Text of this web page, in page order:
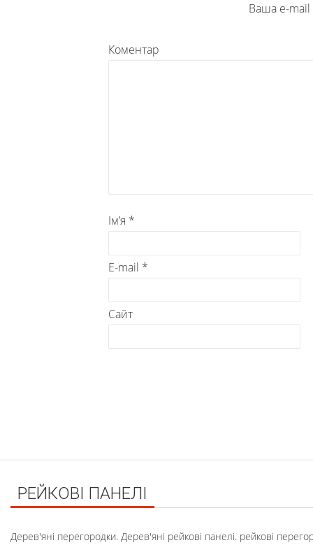
Ваша e-
Коментар
Ім’я *
E-mail *
Сайт
РЕЙКОВІ ПАНЕЛІ
Дерев'яні перегородки. Дерев'яні рейкові панелі. рейкові